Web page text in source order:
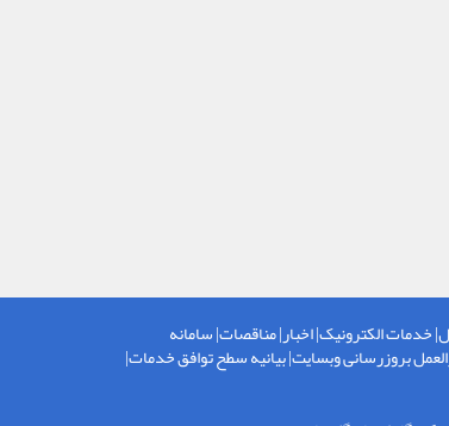
|خدمات الکترونیک|اخبار|مناقصات|سامانه
بروزرسانی وبسایت|بیانیه سطح توافق خدمات|